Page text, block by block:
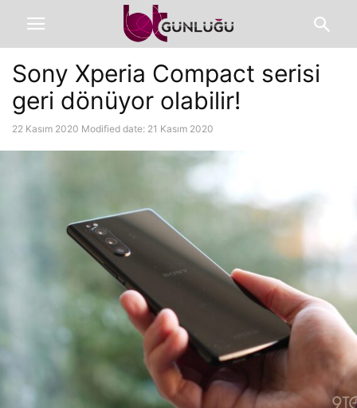
Sony Xperia Compact serisi
geri dönüyor olabilir!
22 Kasım 2020 Modified date: 21 Kasım 2020